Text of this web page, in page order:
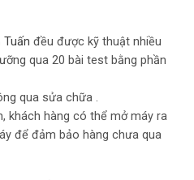
Tuấn đều được kỹ thuật nhiều
qua 20 bài test bằng phần
qua sửa chữa .
khách hàng có thể mở máy ra
để đảm bảo hàng chưa qua